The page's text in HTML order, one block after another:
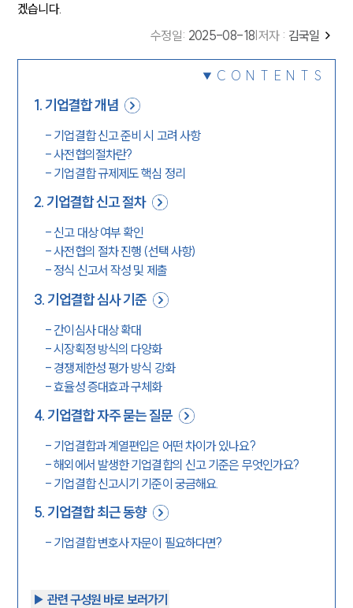
겠습니다.
수정일: 2025-08-18 저자 : 김국일
CONTENTS
1.기업결합 개념
- 기업결합 신고 준비 시 고려 사항
-사전협의절차란?
- 기업결합 규제제도 핵심 정리
2.기업결합 신고 절차
-신고 대상 여부 확인
-사전협의 절차 진행 (선택 사항)
- 정식 신고서 작성 및 제출
3.기업결합 심사 기준
- 간이심사 대상 확대
-시장획정 방식의 다양화
- 경쟁제한성 평가 방식 강화
-효율성 증대효과 구체화
4.기업결합 자주 묻는 질문
- 기업결합과 계열편입은 어떤 차이가 있나요?
-해외에서 발생한 기업결합의 신고 기준은 무엇인가요?
- 기업결합 신고시기 기준이 궁금해요.
5.기업결합 최근 동향
- 기업결합 변호사 자문이 필요하다면?
▶︎ 관련 구성원 바로 보러가기